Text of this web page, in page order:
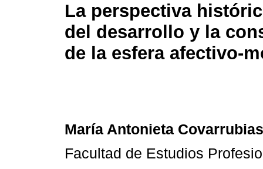
La perspectiva
del desarrollo y la
de la esfera afectivo-
María Antonieta
Facultad de Estudios